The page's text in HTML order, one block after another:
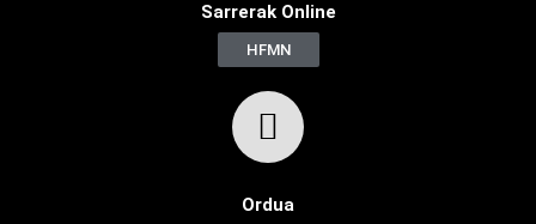
Sarrerak Online
HFMN
Ordua